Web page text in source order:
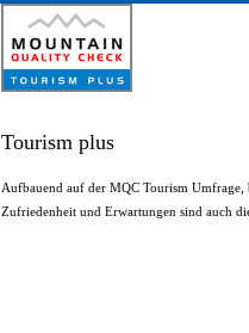
Tourism plus
Aufbauend auf der MQC Tourism Umfrage,
Zufriedenheit und Erwartungen sind auch